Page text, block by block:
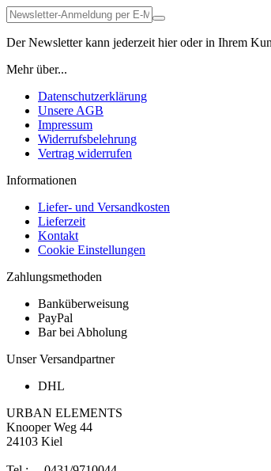
Der Newsletter kann jederzeit hier oder in Ihrem
Mehr über...
Datenschutzerklärung
Unsere AGB
Impressum
Widerrufsbelehrung
Vertrag widerrufen
Informationen
Liefer- und Versandkosten
Lieferzeit
Kontakt
Cookie Einstellungen
Zahlungsmethoden
Banküberweisung
PayPal
Bar bei Abholung
Unser Versandpartner
DHL
URBAN ELEMENTS
Knooper Weg 44
24103 Kiel